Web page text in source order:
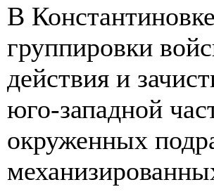
В
группировки
действия и
юго-западной
окруженных